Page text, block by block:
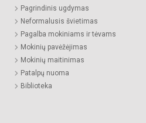
Pagrindinis ugdymas
Neformalusis švietimas
Pagalba mokiniams ir tėvams
Mokinių pavėžėjimas
Mokinių maitinimas
Patalpų nuoma
Biblioteka